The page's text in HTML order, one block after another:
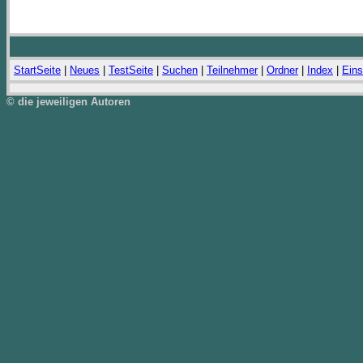
StartSeite Neues TestSeite Suchen Teilnehmer| Ordner| Index
© die jeweiligen Autoren